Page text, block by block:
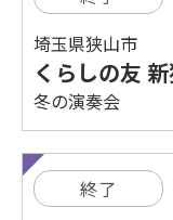
埼玉県狭山市
くらしの友
冬の演奏会
終了